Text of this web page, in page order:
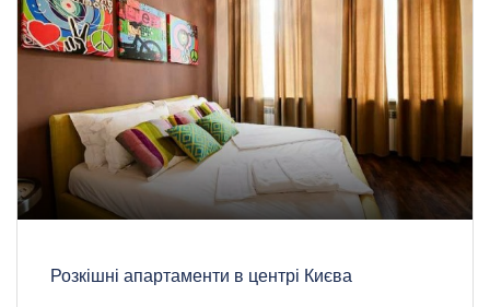
Розкішні апартаменти в центрі Києва